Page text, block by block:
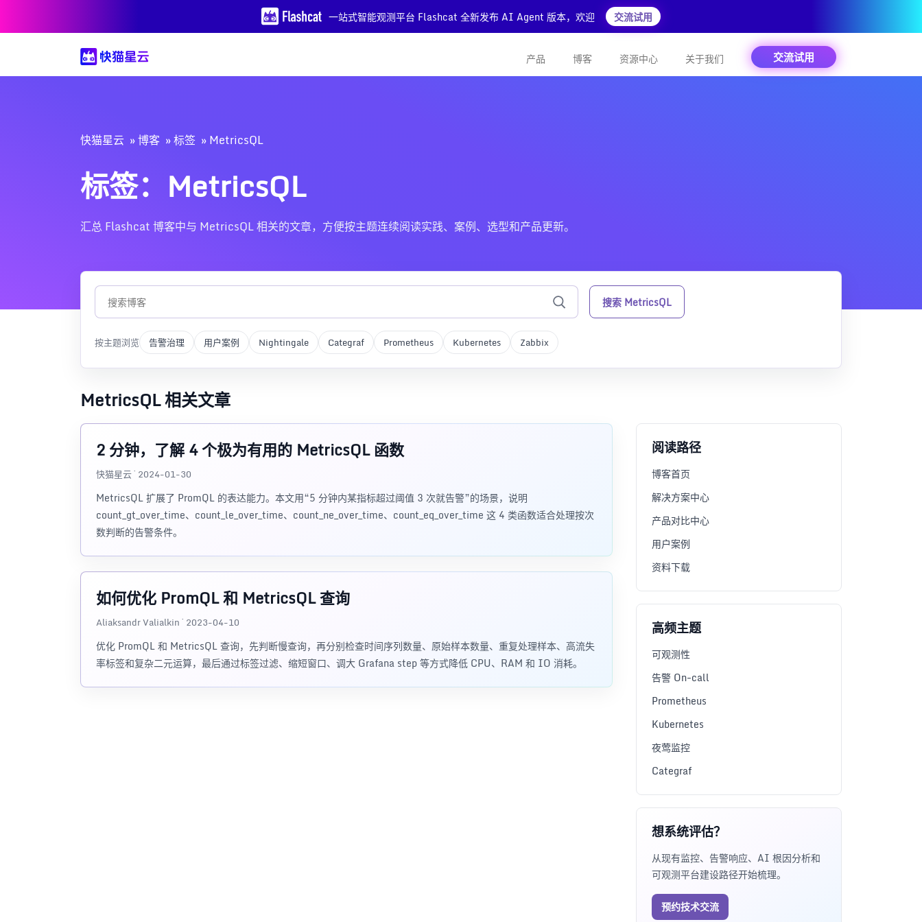
一站式智能观测平台 Flashcat 全新发布 AI Agent 版本，欢迎 交流试用
产品 博客 资源中心 关于我们 交流试用
快猫星云 博客 标签 MetricsQL
标签：MetricsQL
汇总 Flashcat 博客中与 MetricsQL 相关的文章，方便按主题连续阅读实践、案例、选型和产品更新。
搜索 MetricsQL
按主题浏览 告警治理 用户案例 Nightingale Categraf Prometheus Kubernetes Zabbix
MetricsQL 相关文章
2 分钟，了解 4 个极为有用的 MetricsQL 函数
快猫星云 · 2024-01-30
MetricsQL 扩展了 PromQL 的表达能力。本文用“5 分钟内某指标超过阈值 3 次就告警”的场景，说明
count_gt_over_time、count_le_over_time、count_ne_over_time、count_eq_over_time 这 4 类函数适合处理按次
数判断的告警条件。
如何优化 PromQL 和 MetricsQL 查询
Aliaksandr Valialkin · 2023-04-10
优化 PromQL 和 MetricsQL 查询，先判断慢查询，再分别检查时间序列数量、原始样本数量、重复处理样本、高流失
率标签和复杂二元运算，最后通过标签过滤、缩短窗口、调大 Grafana step 等方式降低 CPU、RAM 和 IO 消耗。
阅读路径
博客首页
解决方案中心
产品对比中心
用户案例
资料下载
高频主题
可观测性
告警 On-call
Prometheus
Kubernetes
夜莺监控
Categraf
想系统评估？
从现有监控、告警响应、AI 根因分析和
可观测平台建设路径开始梳理。
预约技术交流